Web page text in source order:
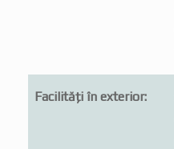
Facilități în exterior: